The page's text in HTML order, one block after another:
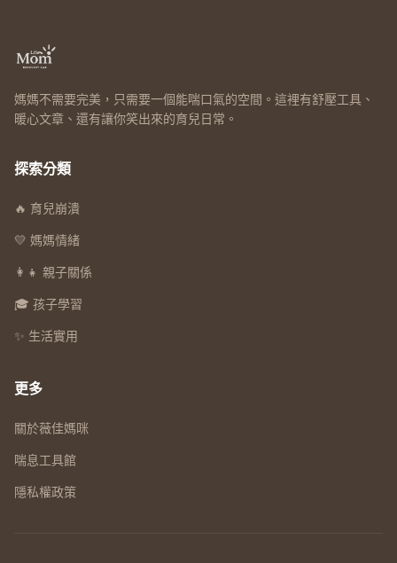
媽媽不需要完美，只需要一個能喘口氣的空間。這裡有舒壓工具、
暖心文章、還有讓你笑出來的育兒日常。
探索分類
🔥 育兒崩潰
💛 媽媽情緒
👩‍👧 親子關係
🎓 孩子學習
✨ 生活實用
更多
關於薇佳媽咪
喘息工具館
隱私權政策